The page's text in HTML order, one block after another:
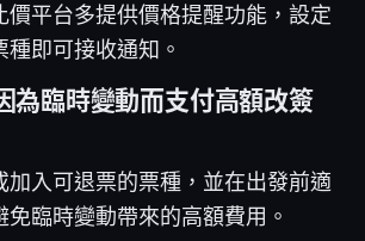
價平台多提供價格提醒功能，設定
即可接收通知。
為臨時變動而支付高額改簽
加入可退票的票種，並在出發前適
免臨時變動帶來的高額費用。